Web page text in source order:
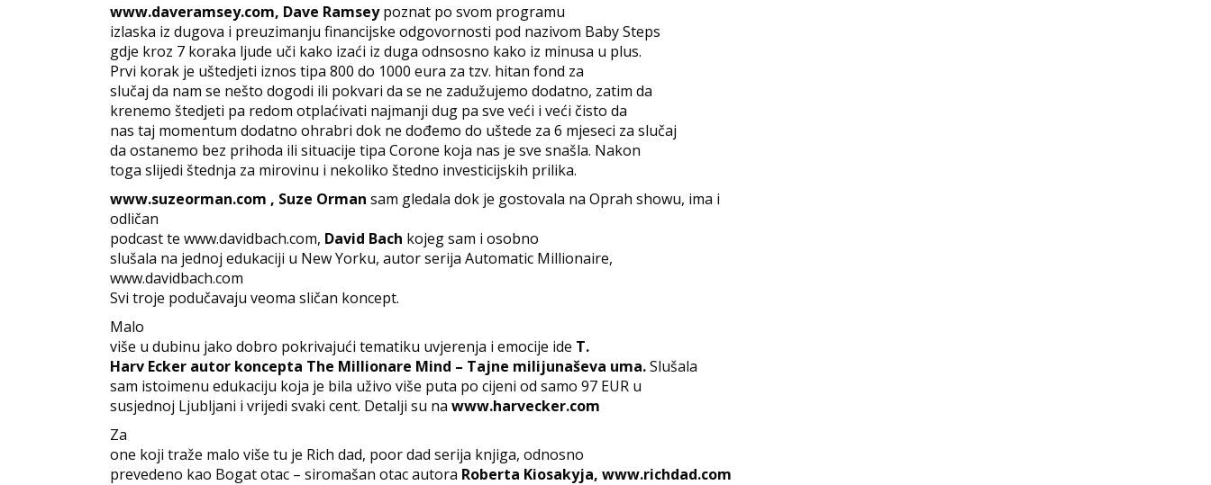
www.daveramsey.com, Dave Ramseypoznat po svom programu
izlaska iz dugova i preuzimanju financijske odgovornosti pod nazivom Baby Steps
gdje kroz 7 koraka ljude uči kako izaći iz duga odnsosno kako iz minusa u plus.
Prvi korak je uštedjeti iznos tipa 800 do 1000 eura za tzv. hitan fond za
slučaj da nam se nešto dogodi ili pokvari da se ne zadužujemo dodatno, zatim da
krenemo štedjeti pa redom otplaćivati najmanji dug pa sve veći i veći čisto da
nas taj momentum dodatno ohrabri dok ne dođemo do uštede za 6 mjeseci za slučaj
da ostanemo bez prihoda ili situacije tipa Corone koja nas je sve snašla. Nakon
toga slijedi štednja za mirovinu i nekoliko štedno investicijskih prilika.
www.suzeorman.com , Suze Orman sam gledala dok je gostovala na Oprah showu, ima i
odličan
podcast te www.davidbach.com, David Bach kojeg sam i osobno
slušala na jednoj edukaciji u New Yorku, autor serija Automatic Millionaire,
www.davidbach.com
Svi troje podučavaju veoma sličan koncept.
Malo
više u dubinu jako dobro pokrivajući tematiku uvjerenja i emocije ide T.
Harv Ecker autor koncepta The Millionare Mind – Tajne milijunaševa uma.Slušala
sam istoimenu edukaciju koja je bila uživo više puta po cijeni od samo 97 EUR u
susjednoj Ljubljani i vrijedi svaki cent. Detalji su na www.harvecker.com
Za
one koji traže malo više tu je Rich dad, poor dad serija knjiga, odnosno
prevedeno kao Bogat otac – siromašan otac autora Roberta Kiosakyja, www.richdad.com